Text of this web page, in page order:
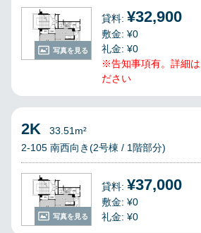
写真を見る
貸料: ¥32,900
敷金: ¥0
礼金: ¥0
※告知事項有。詳細は
ださい
写真を見る
2K
33.51m²
2-105 南西向き(2号棟 / 1階部分)
貸料: ¥37,000
敷金: ¥0
礼金: ¥0